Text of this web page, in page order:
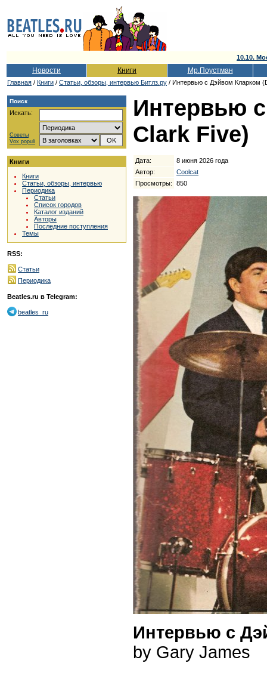
10.10.
Новости Книги Мр.Поустман
Главная / Книги / Cтатьи, обзоры, интервью Битлз.ру / Интервью с Дэйвом Кларком
Поиск
Искать:
Советы
Vox populi
Книги
Книги
Статьи, обзоры, интервью
Периодика
Статьи
Список городов
Каталог изданий
Авторы
Последние поступления
Темы
RSS:
Статьи
Периодика
Beatles.ru в Telegram:
beatles_ru
Интервью
Clark Five)
Дата:
8 июня 2026 года
Автор:
Coolcat
Просмотры:
850
Интервью с
by Gary James